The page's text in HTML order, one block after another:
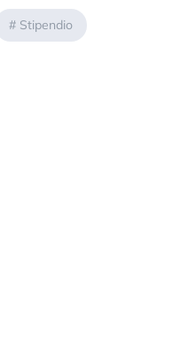
# Stipendio